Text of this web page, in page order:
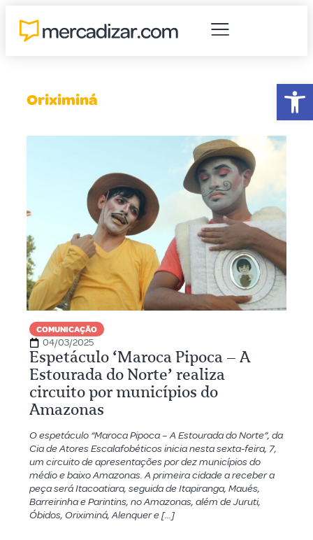
Oriximiná
COMUNICAÇÃO
04/03/2025
Espetáculo ‘Maroca Pipoca – A
Estourada do Norte’ realiza
circuito por municípios do
Amazonas
O espetáculo “Maroca Pipoca – A Estourada do Norte”, da
Cia de Atores Escalafobéticos inicia nesta sexta-feira, 7,
um circuito de apresentações por dez municípios do
médio e baixo Amazonas. A primeira cidade a receber a
peça será Itacoatiara, seguida de Itapiranga, Maués,
Barreirinha e Parintins, no Amazonas, além de Juruti,
Óbidos, Oriximiná, Alenquer e […]